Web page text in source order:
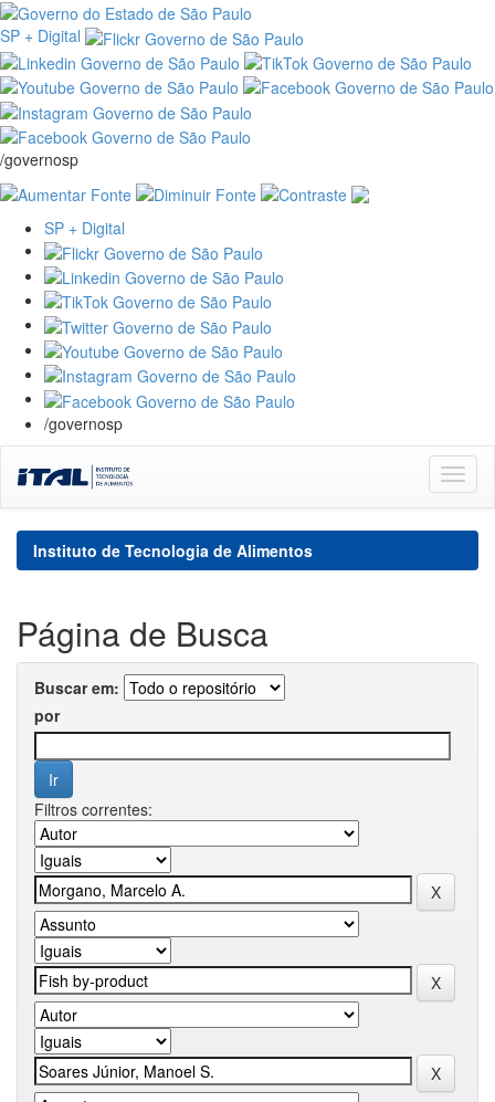
SP + Digital
/governosp
SP + Digital
/governosp
navigation
Instituto de Tecnologia de Alimentos
Página de Busca
Buscar em:
por
Filtros correntes: